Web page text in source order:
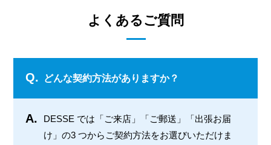
よくあるご質問
Q. どんな契約方法がありますか？
A.
DESSE では「ご来店」「ご郵送」「出張お届
け」の3 つからご契約方法をお選びいただけま